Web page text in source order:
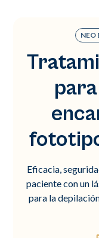
NEO
Eficacia,
paciente con un
para la